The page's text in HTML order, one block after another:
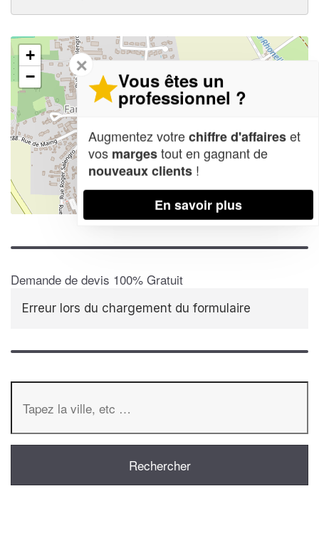
+
−
| Map data ©OpenStreetMap contributors,
Demande de devis 100% Gratuit
Erreur lors du chargement du formulaire
✕
Vous êtes un
professionnel ?
Augmentez votrechiffre d'affaireset
vos margestout en gagnant de
nouveaux clients !
En savoir plus